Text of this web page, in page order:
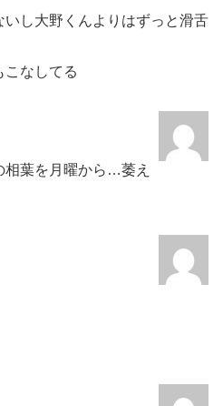
し大野くんよりはずっと滑舌
こなしてる
相葉を月曜から…萎え